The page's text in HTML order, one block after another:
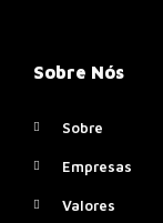
Sobre Nós
Sobre
Empresas
Valores